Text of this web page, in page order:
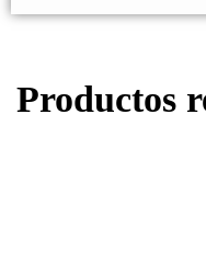
Productos